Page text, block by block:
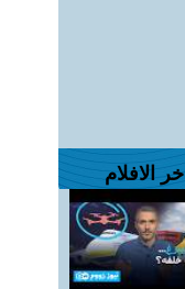
اخر الافلام